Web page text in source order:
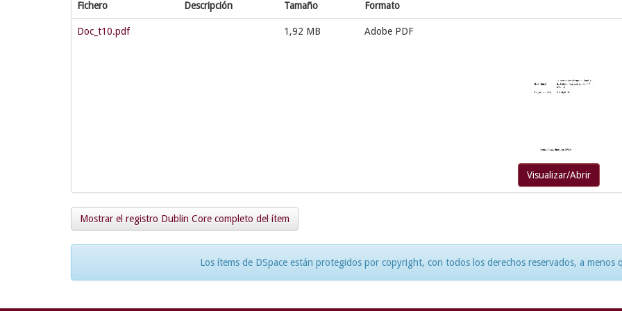
Fichero Descripción Tamaño Formato
Doc_t10.pdf 1,92 MB Adobe PDF
Visualizar/Abrir
Mostrar el registro Dublin Core completo del ítem
Los ítems de DSpace están protegidos por copyright, con todos los derechos reservados, a menos